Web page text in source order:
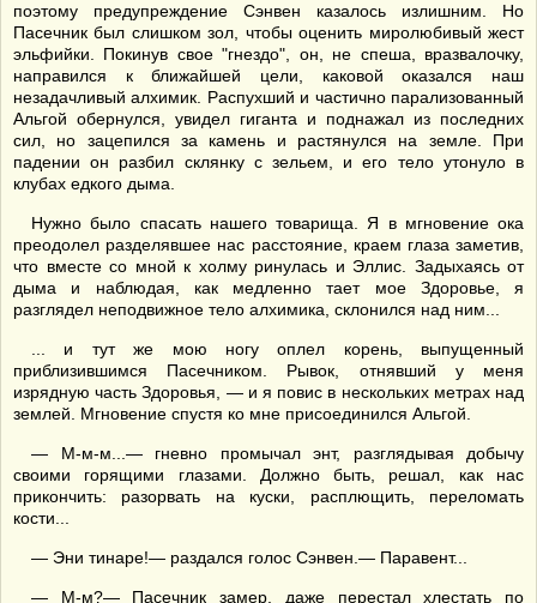
поэтому предупреждение Сэнвен казалось излишним. Но
Пасечник был слишком зол, чтобы оценить миролюбивый жест
эльфийки. Покинув свое "гнездо", он, не спеша, вразвалочку,
направился к ближайшей цели, каковой оказался наш
незадачливый алхимик. Распухший и частично парализованный
Альгой обернулся, увидел гиганта и поднажал из последних
сил, но зацепился за камень и растянулся на земле. При
падении он разбил склянку с зельем, и его тело утонуло в
клубах едкого дыма.
Нужно было спасать нашего товарища. Я в мгновение ока
преодолел разделявшее нас расстояние, краем глаза заметив,
что вместе со мной к холму ринулась и Эллис. Задыхаясь от
дыма и наблюдая, как медленно тает мое Здоровье, я
разглядел неподвижное тело алхимика, склонился над ним...
... и тут же мою ногу оплел корень, выпущенный
приблизившимся Пасечником. Рывок, отнявший у меня
изрядную часть Здоровья, — и я повис в нескольких метрах над
землей. Мгновение спустя ко мне присоединился Альгой.
— М-м-м...— гневно промычал энт, разглядывая добычу
своими горящими глазами. Должно быть, решал, как нас
прикончить: разорвать на куски, расплющить, переломать
кости...
— Эни тинаре!— раздался голос Сэнвен.— Паравент...
— М-м?— Пасечник замер, даже перестал хлестать по